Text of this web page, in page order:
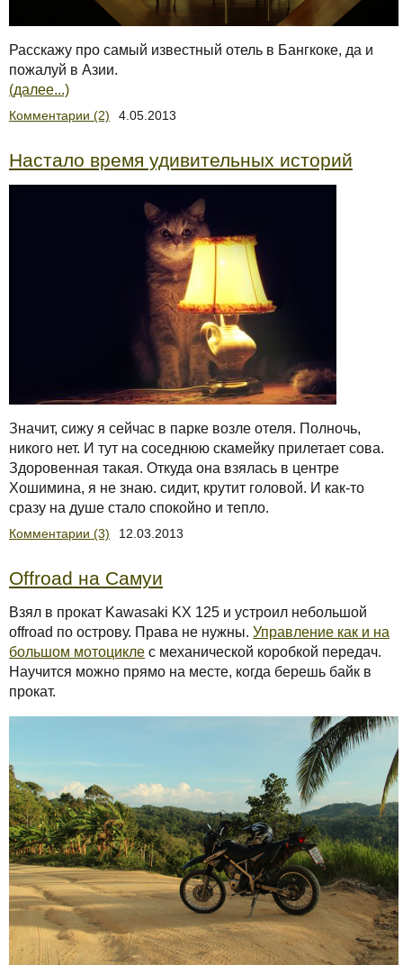
Расскажу про самый известный отель в Бангкоке, да и
пожалуй в Азии.
(далее...)
Комментарии (2) 4.05.2013
Настало время удивительных историй
Значит, сижу я сейчас в парке возле отеля. Полночь,
никого нет. И тут на соседнюю скамейку прилетает сова.
Здоровенная такая. Откуда она взялась в центре
Хошимина, я не знаю. сидит, крутит головой. И как-то
сразу на душе стало спокойно и тепло.
Комментарии (3) 12.03.2013
Offroad на Самуи
Взял в прокат Kawasaki KX 125 и устроил небольшой
offroad по острову. Права не нужны. Управление как и на
большом мотоцикле с механической коробкой передач.
Научится можно прямо на месте, когда берешь байк в
прокат.